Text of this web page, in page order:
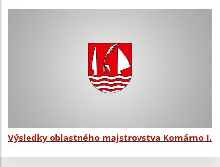
Výsledky oblastného majstrovstva Komárno I.